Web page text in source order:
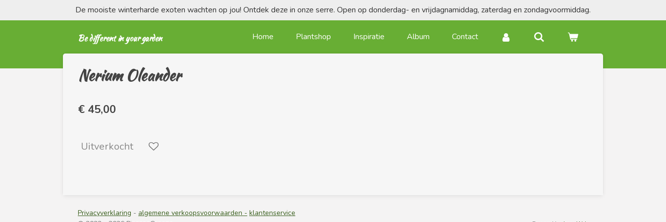
direct
De mooiste winterharde exoten wachten op jou! Ontdek deze in onze serre. Open op donderdag- en vrijdagnamiddag, zaterdag en zondagvoormiddag.
Be different in your garden Home Plantshop Inspiratie Album Contact
Nerium Oleander
€ 45,00
Uitverkocht
Privacyverklaring - algemene verkoopsvoorwaarden - klantenservice